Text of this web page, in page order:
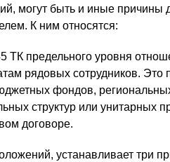
могут быть и иные причины
К ним относятся:
ТК предельного уровня
рядовых сотрудников. Это
фондов,
структур или унитарных
договоре.
устанавливает три